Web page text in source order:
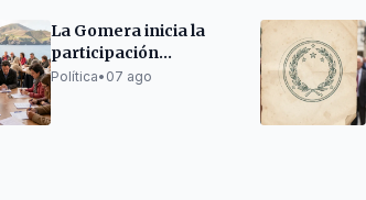
La Gomera inicia la
participación
ciudadana para su
Política• 07 ago